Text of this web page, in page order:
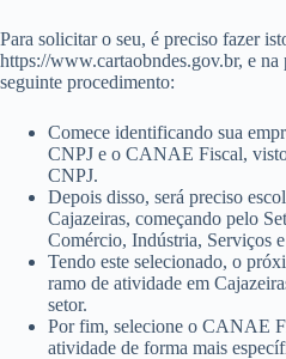
Para solicitar o seu, é preciso fazer
https://www.cartaobndes.gov.br, e
seguinte procedimento:
Comece identificando sua
CNPJ e o CANAE Fiscal,
CNPJ.
Depois disso, será preciso
Cajazeiras, começando pelo
Comércio, Indústria, Serviços
Tendo este selecionado, o
ramo de atividade em
setor.
Por fim, selecione o CANAE
atividade de forma mais